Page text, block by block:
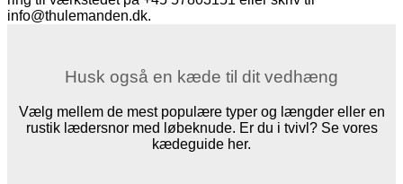
info@thulemanden.dk.
Husk også en kæde til dit vedhæng
Vælg mellem de mest populære typer og længder eller en
rustik lædersnor med løbeknude. Er du i tvivl? Se vores
kædeguide her.